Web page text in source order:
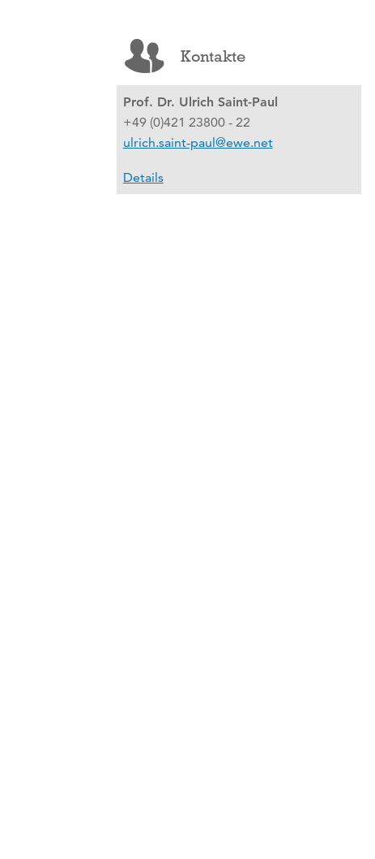
Kontakte
Prof. Dr. Ulrich Saint-Paul
+49 (0)421 23800 - 22
ulrich.saint-paul@ewe.net
Details